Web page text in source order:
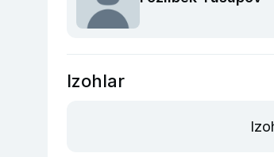
Izohlar